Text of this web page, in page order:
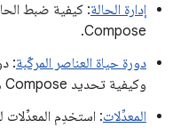
إدارة الحالة: كيفية ضبط
Compose.
دورة حياة العناصر المركّبة:
وكيفية تحديد Compose ما إذا كان يجب إعادة رسمه.
المعدِّلات: استخدِم المعدِّلات